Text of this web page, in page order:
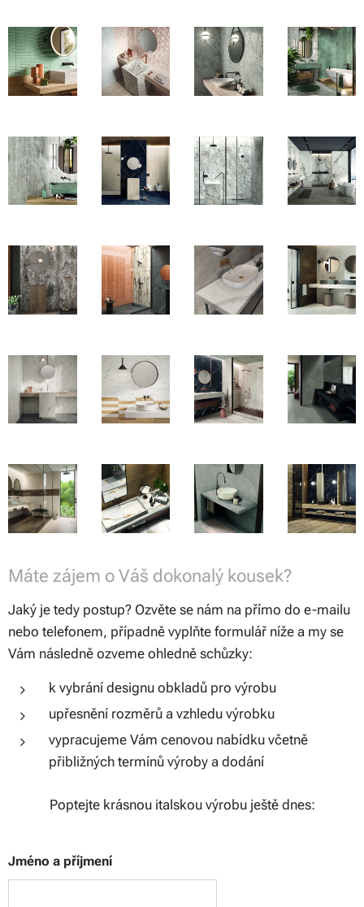
Máte zájem o Váš dokonalý kousek?
Jaký je tedy postup? Ozvěte se nám na přímo do e-mailu
nebo telefonem, případně vyplňte formulář níže a my se
Vám následně ozveme ohledně schůzky:
k vybrání designu obkladů pro výrobu
upřesnění rozměrů a vzhledu výrobku
vypracujeme Vám cenovou nabídku včetně
přibližných termínů výroby a dodání
Poptejte krásnou italskou výrobu ještě dnes:
Jméno a příjmení